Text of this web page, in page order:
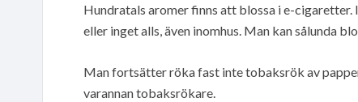
Hundratals aromer finns att blossa i e-
eller inget alls, även inomhus. Man kan sålunda
Man fortsätter röka fast inte tobaksrök av
varannan tobaksrökare.